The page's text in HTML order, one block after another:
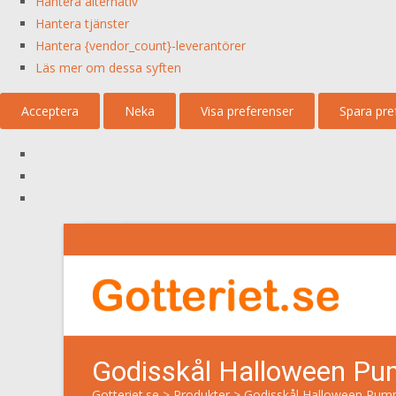
Hantera tjänster
Hantera {vendor_count}-leverantörer
Läs mer om dessa syften
Acceptera Neka Visa preferenser Spara
Godisskål Halloween